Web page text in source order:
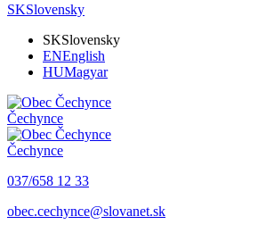
SKSlovensky
SKSlovensky
ENEnglish
HUMagyar
Čechynce
Čechynce
037/658 12 33
obec.cechynce@slovanet.sk